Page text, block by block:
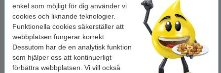
enkel som möjligt för dig använder vi
cookies och liknande teknologier.
Funktionella cookies säkerställer att
webbplatsen fungerar korrekt.
Dessutom har de en analytisk funktion
som hjälper oss att kontinuerligt
förbättra webbplatsen. Vi vill också
Mått: 105 x 37 mm (LxB)
Vidhäftning: permanent
Kanttyp: rund